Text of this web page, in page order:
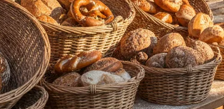
Standort
Rott am Inn